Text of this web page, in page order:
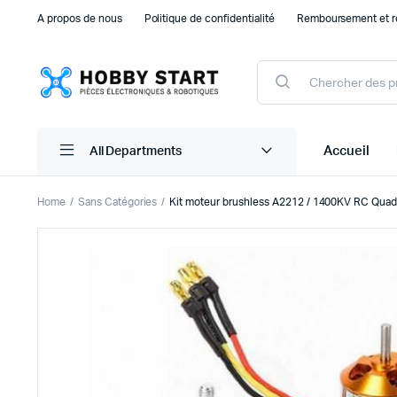
A propos de nous Politique de confidentialité Remboursement et
Products
search
All Departments Accueil
Accessoires arduino
Accessoires Raspberry Pi
Composants Electroniques
Autres
Home Sans Catégories Kit moteur brushless A2212 / 1400KV RC